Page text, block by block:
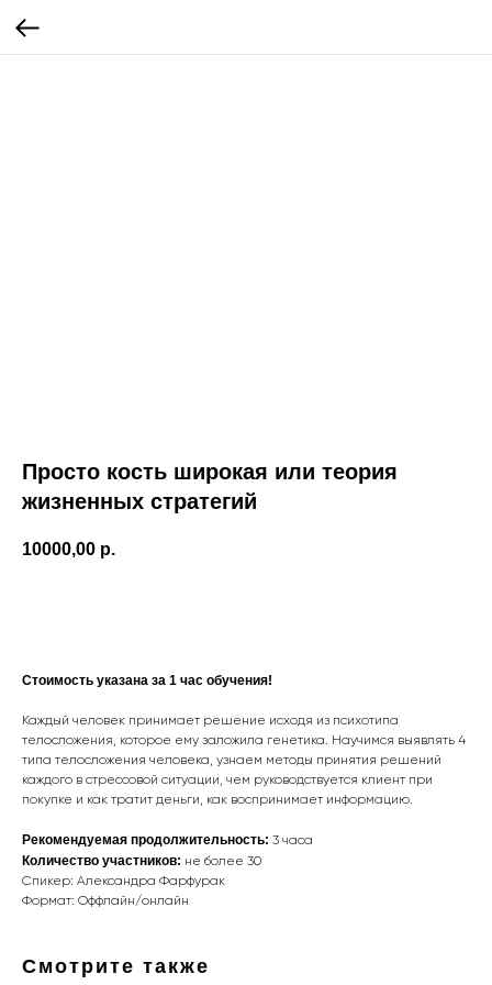
Просто кость широкая или теория
жизненных стратегий
10000,00 р.
Стоимость указана за 1 час обучения!
Каждый человек принимает решение исходя из психотипа
телосложения, которое ему заложила генетика. Научимся выявлять 4
типа телосложения человека, узнаем методы принятия решений
каждого в стрессовой ситуации, чем руководствуется клиент при
покупке и как тратит деньги, как воспринимает информацию.
Рекомендуемая продолжительность: 3 часа
Количество участников: не более 30
Спикер: Александра Фарфурак
Формат: Оффлайн/онлайн
Смотрите также